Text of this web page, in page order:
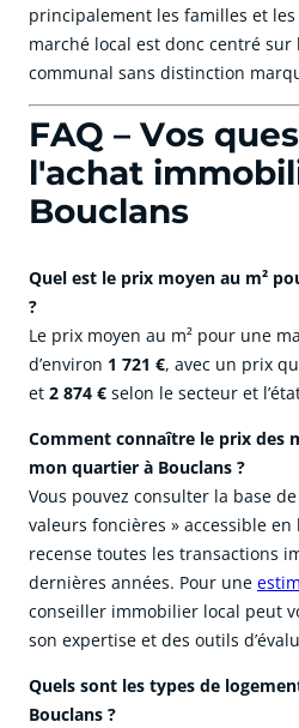
principalement les familles et
marché local est donc centré
communal sans distinction
FAQ – Vos
l'achat
Bouclans
Quel est le prix moyen au m²
?
Le prix moyen au m² pour une
d’environ 1 721 €, avec un prix
et 2 874 € selon le secteur et
Comment connaître le prix des
mon quartier à Bouclans ?
Vous pouvez consulter la base
valeurs foncières » accessible
recense toutes les transactions
dernières années. Pour une
conseiller immobilier local peut
son expertise et des outils
Quels sont les types de
Bouclans ?